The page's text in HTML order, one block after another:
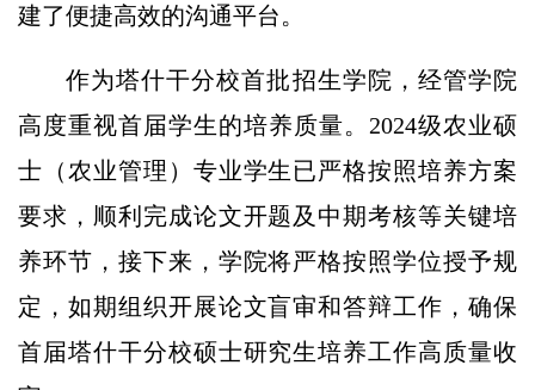
建了便捷高效的沟通平台。
作为塔什干分校首批招生学院，经管学院
高度重视首届学生的培养质量。2024级农业硕
士（农业管理）专业学生已严格按照培养方案
要求，顺利完成论文开题及中期考核等关键培
养环节，接下来，学院将严格按照学位授予规
定，如期组织开展论文盲审和答辩工作，确保
首届塔什干分校硕士研究生培养工作高质量收